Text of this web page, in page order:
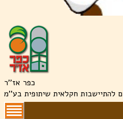
כפר אז''ר
להתיישבות חקלאית שיתופית בע''מ